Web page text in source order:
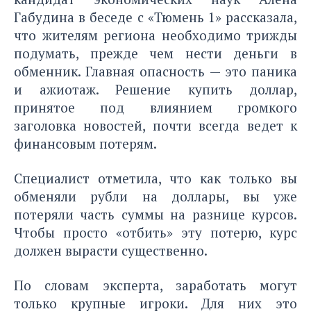
Габудина в беседе с «Тюмень 1» рассказала,
что жителям региона необходимо трижды
подумать, прежде чем нести деньги в
обменник. Главная опасность — это паника
и ажиотаж. Решение купить доллар,
принятое под влиянием громкого
заголовка новостей, почти всегда ведет к
финансовым потерям.
Специалист отметила, что как только вы
обменяли рубли на доллары, вы уже
потеряли часть суммы на разнице курсов.
Чтобы просто «отбить» эту потерю, курс
должен вырасти существенно.
По словам эксперта, заработать могут
только крупные игроки. Для них это